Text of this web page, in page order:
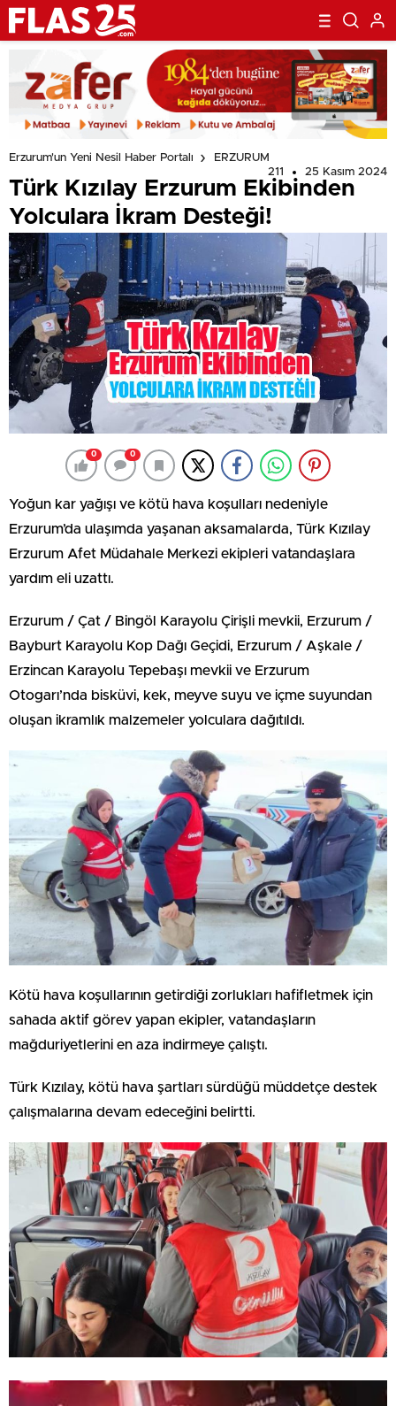
Erzurum'un Yeni Nesil Haber Portalı
ERZURUM
211
25 Kasım 2024
Türk Kızılay Erzurum Ekibinden
Yolculara İkram Desteği!
0 0
Yoğun kar yağışı ve kötü hava koşulları nedeniyle
Erzurum’da ulaşımda yaşanan aksamalarda, Türk Kızılay
Erzurum Afet Müdahale Merkezi ekipleri vatandaşlara
yardım eli uzattı.
Erzurum / Çat / Bingöl Karayolu Çirişli mevkii, Erzurum /
Bayburt Karayolu Kop Dağı Geçidi, Erzurum / Aşkale /
Erzincan Karayolu Tepebaşı mevkii ve Erzurum
Otogarı’nda bisküvi, kek, meyve suyu ve içme suyundan
oluşan ikramlık malzemeler yolculara dağıtıldı.
Kötü hava koşullarının getirdiği zorlukları hafifletmek için
sahada aktif görev yapan ekipler, vatandaşların
mağduriyetlerini en aza indirmeye çalıştı.
Türk Kızılay, kötü hava şartları sürdüğü müddetçe destek
çalışmalarına devam edeceğini belirtti.